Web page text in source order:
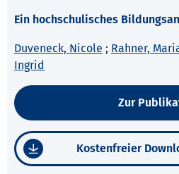
Ein hochschulisches
Duveneck, Nicole ; Rahner,
Ingrid
Zur
Kostenfreier